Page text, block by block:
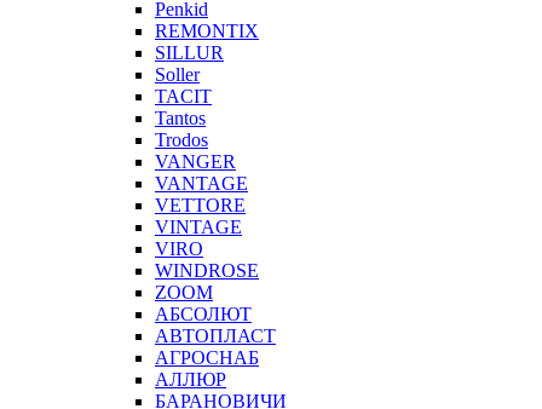
Penkid
REMONTIX
SILLUR
Soller
TACIT
Tantos
Trodos
VANGER
VANTAGE
VETTORE
VINTAGE
VIRO
WINDROSE
ZOOM
АБСОЛЮТ
АВТОПЛАСТ
АГРОСНАБ
АЛЛЮР
БАРАНОВИЧИ